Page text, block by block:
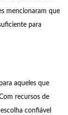
mencionaram que
para
aqueles que
recursos de
confiável